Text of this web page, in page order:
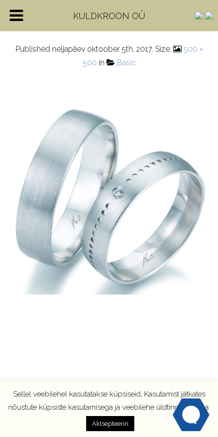
4-28660-5
Published neljapäev oktoober 5th, 2017. Size:
500 ×
500 in Basic
Sellel veebilehel kasutatakse küpsiseid, Kasutamist jätkates
nõustute küpsiste kasutamisega ja veebilehe üldtingimustega.
Aktsepteerin
KULDKROON OÜ